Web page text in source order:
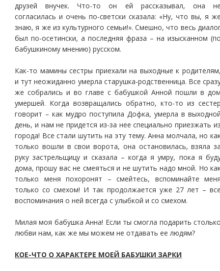
друзей внучек. Что-то он ей рассказывал, она
согласилась и очень по-светски сказала: «Ну, что вы, я
знаю, я же из культурного семьи!». Смешно, что весь
был по-осетински, а последняя фраза – на изысканном
бабушкиному мнению) русском.
Как-то мамины сестры приехали на выходные к
и тут неожиданно умерла старушка-родственница. Все
же собрались и во главе с бабушкой Анной пошли в
умершей. Когда возвращались обратно, кто-то из
говорит – как мудро поступила Дофка, умерла в
день, и нам не придется из-за нее специально приезжать
города! Все стали шутить на эту тему. Анна молчала, но
только вошли в свои ворота, она остановилась, взяла
руку застрельщицу и сказала – когда я умру, пока я
дома, прошу вас не смеяться и не шутить надо мной. Но
только меня похоронят – смейтесь, вспоминайте
только со смехом! И так продолжается уже 27 лет –
воспоминания о ней всегда с улыбкой и со смехом.
Милая моя бабушка Анна! Если ты смогла подарить
любви нам, как же мы можем не отдавать ее людям?
КОЕ-ЧТО О ХАРАКТЕРЕ МОЕЙ БАБУШКИ ЗАРКИ